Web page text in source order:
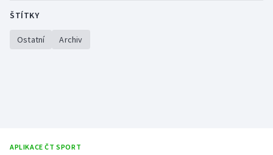
Rychlobruslení
ŠTÍTKY
Ostatní Archiv
APLIKACE ČT SPORT